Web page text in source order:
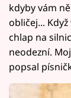
kdyby vám
obličej...
chlap na
neodezní.
popsal